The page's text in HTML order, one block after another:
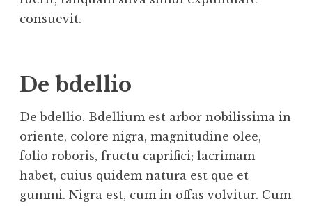
consuevit.
De bdellio
De bdellio. Bdellium est arbor nobilissima in
oriente, colore nigra, magnitudine olee,
folio roboris, fructu caprifici; lacrimam
habet, cuius quidem natura est que et
gummi. Nigra est, cum in offas volvitur. Cum